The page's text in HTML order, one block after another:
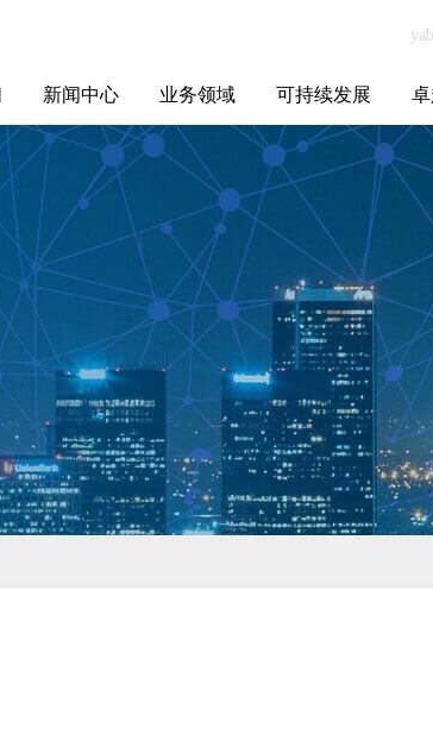
新闻中心
yabo.com南昌市
东湖区新维纳斯
经典婚纱摄影设
计广场新闻
媒体聚焦
业务领域
智能电网
智慧能源
智慧城市
可持续发展
ESG报告
招标信息 博士